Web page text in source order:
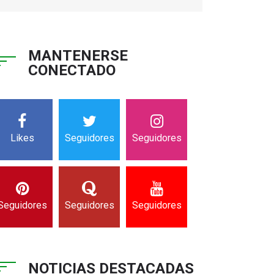
MANTENERSE
CONECTADO
Likes Seguidores Seguidores
Seguidores Seguidores
NOTICIAS DESTACADAS